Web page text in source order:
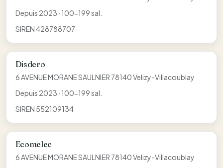
Depuis 2023 · 100-199 sal.
SIREN 428788707
Disdero
6 AVENUE MORANE SAULNIER 78140 Velizy-Villacoublay
Depuis 2023 · 100-199 sal.
SIREN 552109134
Ecomelec
6 AVENUE MORANE SAULNIER 78140 Velizy-Villacoublay